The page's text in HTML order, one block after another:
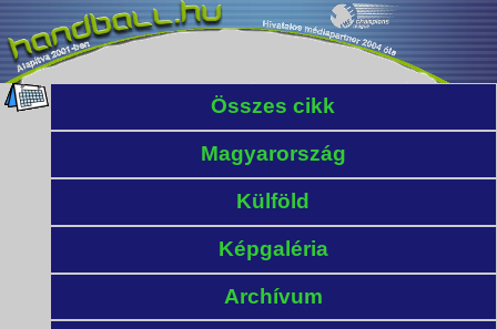
Összes cikk
Magyarország
Külföld
Képgaléria
Archívum